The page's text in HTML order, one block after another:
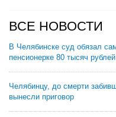
ВСЕ НОВОСТИ
В Челябинске суд обязал
пенсионерке 80 тысяч рублей
Челябинцу, до смерти
вынесли приговор